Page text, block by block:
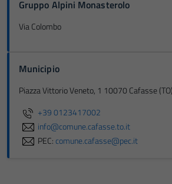
Gruppo Alpini Monasterolo
Via Colombo
Municipio
Piazza Vittorio Veneto, 1 10070 Cafasse
+39 0123417002
info@comune.cafasse.to.it
PEC:comune.cafasse@pec.it